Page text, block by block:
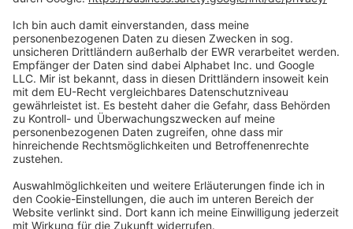
Social Media
Oft Gesucht
Rund um die Prüfung